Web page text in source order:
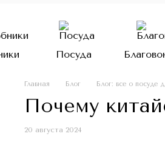
Посуда
Главная Блог Блог: все о посуде
Почему
20 августа 2024